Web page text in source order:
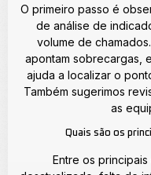
O primeiro passo é
de análise de
volume de
apontam sobrecargas,
ajuda a localizar o
Também sugerimos
as
Quais são os
Entre os